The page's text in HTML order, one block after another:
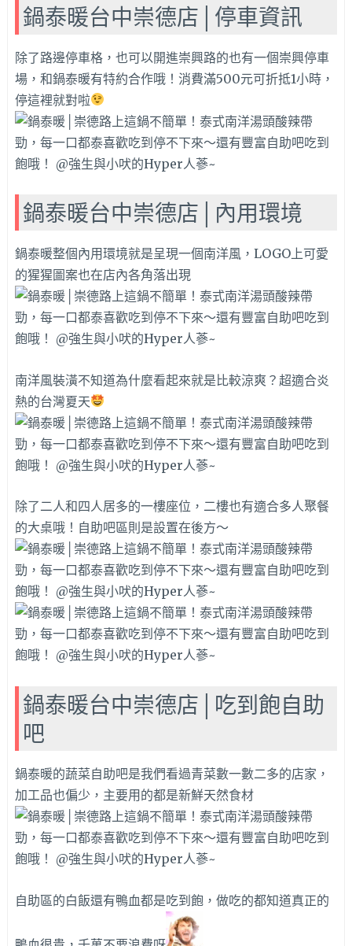
鍋泰暖台中崇德店│停車資訊
除了路邊停車格，也可以開進崇興路的也有一個崇興停車
場，和鍋泰暖有特約合作哦！消費滿500元可折抵1小時，
停這裡就對啦
鍋泰暖台中崇德店│內用環境
鍋泰暖整個內用環境就是呈現一個南洋風，LOGO上可愛
的猩猩圖案也在店內各角落出現
南洋風裝潢不知道為什麼看起來就是比較涼爽？超適合炎
熱的台灣夏天
除了二人和四人居多的一樓座位，二樓也有適合多人聚餐
的大桌哦！自助吧區則是設置在後方～
鍋泰暖台中崇德店│吃到飽自助
吧
鍋泰暖的蔬菜自助吧是我們看過青菜數一數二多的店家，
加工品也偏少，主要用的都是新鮮天然食材
自助區的白飯還有鴨血都是吃到飽，做吃的都知道真正的